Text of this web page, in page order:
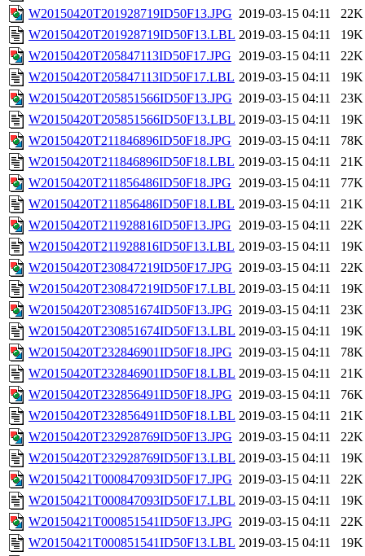
W20150420T201928719ID50F13.JPG 2019-03-15 04:11
22K
W20150420T201928719ID50F13.LBL 2019-03-15 04:11
19K
W20150420T205847113ID50F17.JPG 2019-03-15 04:11
22K
W20150420T205847113ID50F17.LBL 2019-03-15 04:11
19K
W20150420T205851566ID50F13.JPG 2019-03-15 04:11
23K
W20150420T205851566ID50F13.LBL 2019-03-15 04:11
19K
W20150420T211846896ID50F18.JPG 2019-03-15 04:11
78K
W20150420T211846896ID50F18.LBL 2019-03-15 04:11
21K
W20150420T211856486ID50F18.JPG 2019-03-15 04:11
77K
W20150420T211856486ID50F18.LBL 2019-03-15 04:11
21K
W20150420T211928816ID50F13.JPG 2019-03-15 04:11
22K
W20150420T211928816ID50F13.LBL 2019-03-15 04:11
19K
W20150420T230847219ID50F17.JPG 2019-03-15 04:11
22K
W20150420T230847219ID50F17.LBL 2019-03-15 04:11
19K
W20150420T230851674ID50F13.JPG 2019-03-15 04:11
23K
W20150420T230851674ID50F13.LBL 2019-03-15 04:11
19K
W20150420T232846901ID50F18.JPG 2019-03-15 04:11
78K
W20150420T232846901ID50F18.LBL 2019-03-15 04:11
21K
W20150420T232856491ID50F18.JPG 2019-03-15 04:11
76K
W20150420T232856491ID50F18.LBL 2019-03-15 04:11
21K
W20150420T232928769ID50F13.JPG 2019-03-15 04:11
22K
W20150420T232928769ID50F13.LBL 2019-03-15 04:11
19K
W20150421T000847093ID50F17.JPG 2019-03-15 04:11
22K
W20150421T000847093ID50F17.LBL 2019-03-15 04:11
19K
W20150421T000851541ID50F13.JPG 2019-03-15 04:11
22K
W20150421T000851541ID50F13.LBL 2019-03-15 04:11
19K